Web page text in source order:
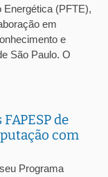
Energética (PFTE),
em
e
São Paulo. O
de
com
Programa